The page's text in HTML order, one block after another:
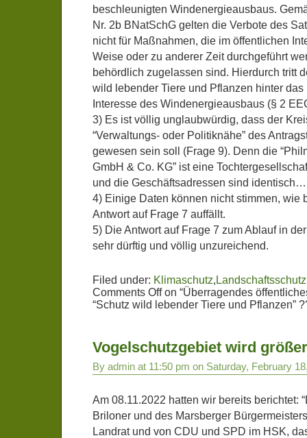
beschleunigten Windenergieausbaus.
Nr. 2b BNatSchG gelten die Verbote des
nicht für Maßnahmen, die im öffentlichen
Weise oder zu anderer Zeit durchgeführt
behördlich zugelassen sind. Hierdurch tritt
wild lebender Tiere und Pflanzen hinter
Interesse des Windenergieausbaus (§ 2
3) Es ist völlig unglaubwürdig, dass der
“Verwaltungs- oder Politiknähe” des
gewesen sein soll (Frage 9). Denn die
GmbH & Co. KG” ist eine
und die Geschäftsadressen sind identisch…
4) Einige Daten können nicht stimmen, wie
Antwort auf Frage 7 auffällt.
5) Die Antwort auf Frage 7 zum Ablauf in
sehr dürftig und völlig unzureichend.
Filed under: Klimaschutz, Landschaftsschutz
Comments Offon “Überragendes
“Schutz wild lebender Tiere und Pflanzen”
Vogelschutzgebiet wird größer
By admin at 11:50 pm on Saturday, February
Am 08.11.2022 hatten wir bereits berichtet:
Briloner und des Marsberger
Landrat und von CDU und SPD im HSK,